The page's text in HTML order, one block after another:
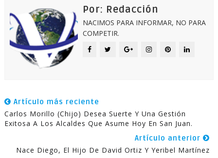
Por: Redacción
NACIMOS PARA INFORMAR, NO PARA
COMPETIR.
Artículo más reciente
Carlos Morillo (Chijo) Desea Suerte Y Una Gestión
Exitosa A Los Alcaldes Que Asume Hoy En San Juan.
Artículo anterior
Nace Diego, El Hijo De David Ortiz Y Yeribel Martínez